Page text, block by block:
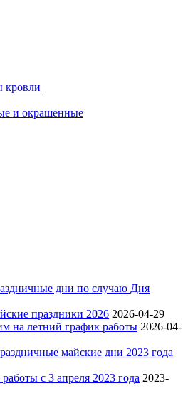
кровли
и окрашенные
дни по случаю Дня
праздники 2026 2026-04-29
на летний график работы 2026-04-
майские дни 2023 года
с 3 апреля 2023 года 2023-